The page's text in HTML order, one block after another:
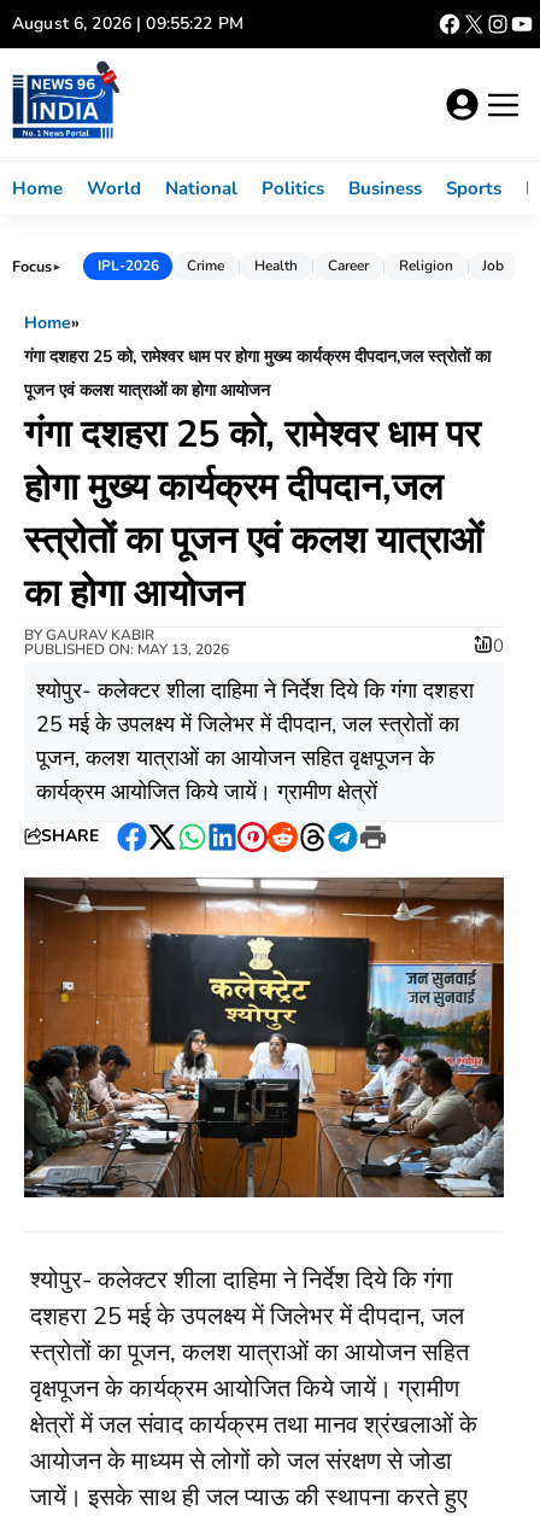
Skip
to
content
August 6, 2026 | 09:55:23 PM
Home World National Politics Business Sports
Focus► IPL-2026 Crime Health Career Religion Job
Home»
गंगा दशहरा 25 को, रामेश्वर धाम पर होगा मुख्य कार्यक्रम दीपदान,जल स्त्रोतों का
पूजन एवं कलश यात्राओं का होगा आयोजन
गंगा दशहरा 25 को, रामेश्वर धाम पर
होगा मुख्य कार्यक्रम दीपदान,जल
स्त्रोतों का पूजन एवं कलश यात्राओं
का होगा आयोजन
BYGAURAV KABIR
PUBLISHED ON: MAY 13, 2026 0
श्योपुर- कलेक्टर शीला दाहिमा ने निर्देश दिये कि गंगा दशहरा
25 मई के उपलक्ष्य में जिलेभर में दीपदान, जल स्त्रोतों का
पूजन, कलश यात्राओं का आयोजन सहित वृक्षपूजन के
कार्यक्रम आयोजित किये जायें। ग्रामीण क्षेत्रों
SHARE
Facebook
Twitter
WhatsApp
LinkedIn
Pinterest
RedditThreads
Telegram
Print
श्योपुर- कलेक्टर शीला दाहिमा ने निर्देश दिये कि गंगा
दशहरा 25 मई के उपलक्ष्य में जिलेभर में दीपदान, जल
स्त्रोतों का पूजन, कलश यात्राओं का आयोजन सहित
वृक्षपूजन के कार्यक्रम आयोजित किये जायें। ग्रामीण
क्षेत्रों में जल संवाद कार्यक्रम तथा मानव श्रंखलाओं के
आयोजन के माध्यम से लोगों को जल संरक्षण से जोडा
जायें। इसके साथ ही जल प्याऊ की स्थापना करते हुए